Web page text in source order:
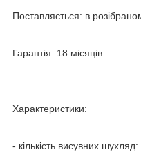
Поставляється: в
Гарантія: 18 місяців.
Характеристики:
- кількість висувних шухляд: